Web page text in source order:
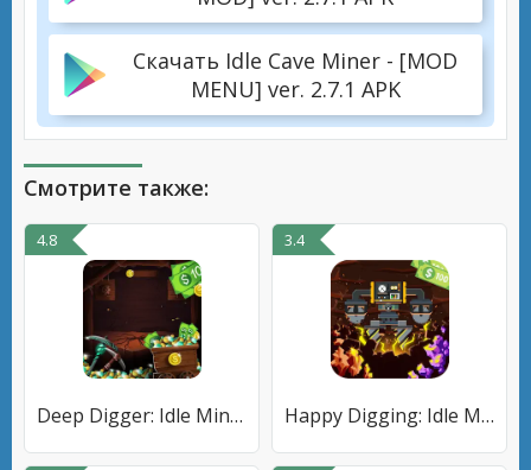
Скачать Idle Cave Miner - [MOD
MENU] ver. 2.7.1 APK
Смотрите также:
4.8
Deep Digger: Idle Miner Tycoon
3.4
Happy Digging: Idle Miner Tyco